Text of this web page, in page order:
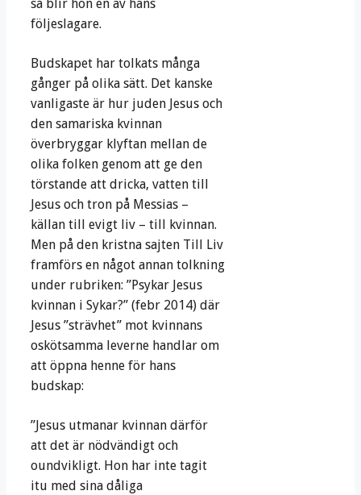
så blir hon en av hans
följeslagare.
Budskapet har tolkats många
gånger på olika sätt. Det kanske
vanligaste är hur juden Jesus och
den samariska kvinnan
överbryggar klyftan mellan de
olika folken genom att ge den
törstande att dricka, vatten till
Jesus och tron på Messias –
källan till evigt liv – till kvinnan.
Men på den kristna sajten Till Liv
framförs en något annan tolkning
under rubriken: ”Psykar Jesus
kvinnan i Sykar?” (febr 2014) där
Jesus ”strävhet” mot kvinnans
oskötsamma leverne handlar om
att öppna henne för hans
budskap:
”Jesus utmanar kvinnan därför
att det är nödvändigt och
oundvikligt. Hon har inte tagit
itu med sina dåliga